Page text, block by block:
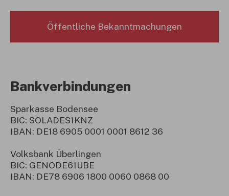
Öffentliche Bekanntmachungen
Bankverbindungen
Sparkasse Bodensee
BIC: SOLADES1KNZ
IBAN: DE18 6905 0001 0001 8612 36
Volksbank Überlingen
BIC: GENODE61UBE
IBAN: DE78 6906 1800 0060 0868 00